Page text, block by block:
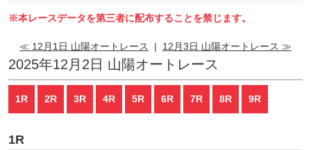
※本レースデータを第三者に配布することを禁じます。
≪ 12月1日 山陽オートレース | 12月3日 山陽オートレース ≫
2025年12月2日 山陽オートレース
1R 2R 3R 4R 5R 6R 7R 8R 9R
1R